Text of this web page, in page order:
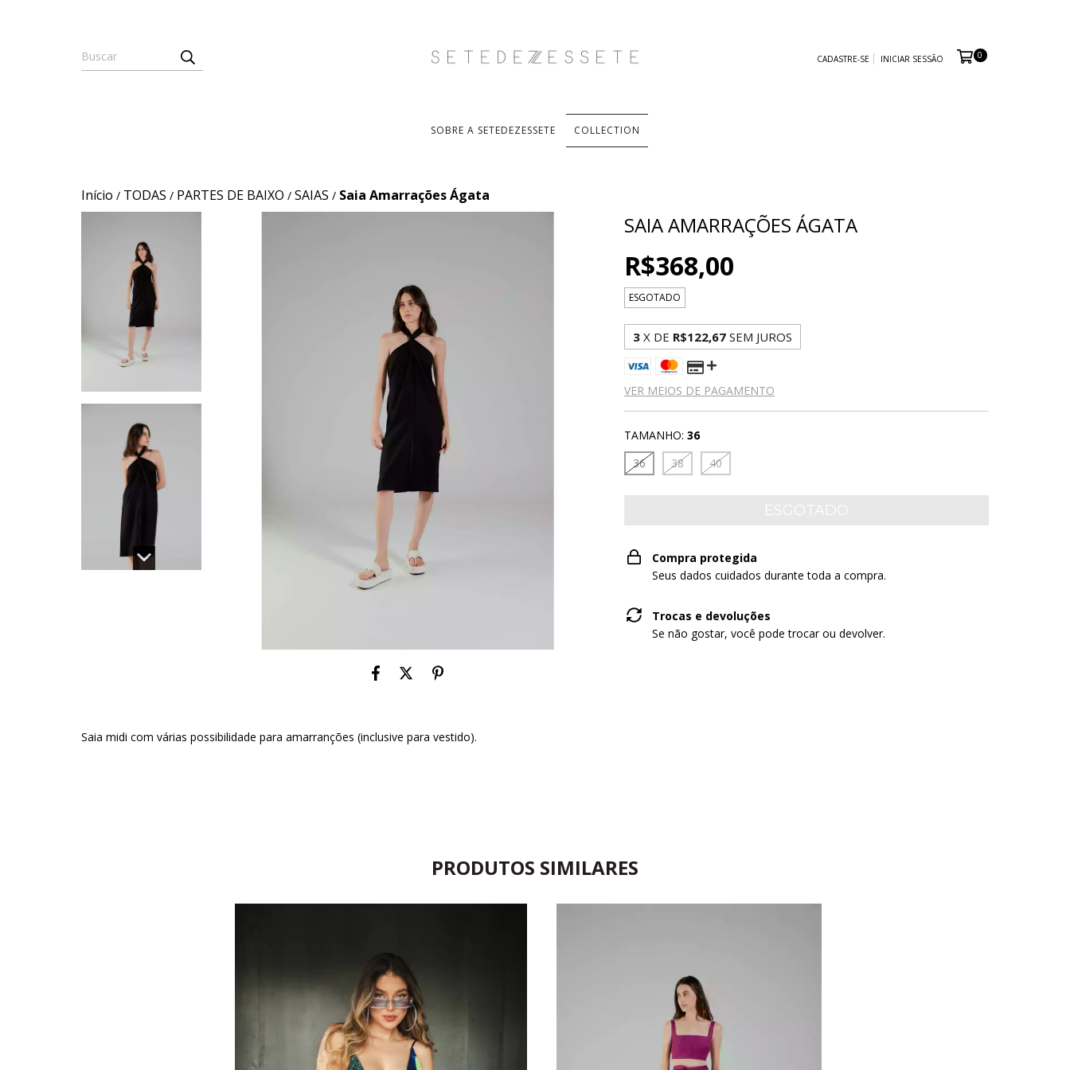
CADASTRE-SE INICIAR SESSÃO 0
SOBRE A SETEDEZESSETE COLLECTION
Início / TODAS / PARTES DE BAIXO / SAIAS / Saia Amarrações Ágata
Saia midi com várias possibilidade para amarranções (inclusive para vestido).
SAIA AMARRAÇÕES ÁGATA
R$368,00
ESGOTADO
3 X DE R$122,67 SEM JUROS
VER MEIOS DE PAGAMENTO
TAMANHO: 36
36
38 40
Compra protegida
Seus dados cuidados durante toda a compra.
Trocas e devoluções
Se não gostar, você pode trocar ou devolver.
PRODUTOS SIMILARES